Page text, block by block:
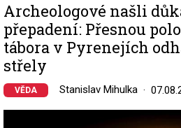
Archeologové našli
přepadení: Přesnou
tábora v Pyrenejích
střely
VĚDA Stanislav Mihulka